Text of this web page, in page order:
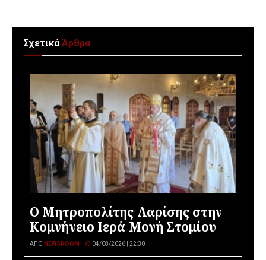
ΣχετικάΆρθρα
Ο Μητροπολίτης Λαρίσης στην
Κομνήνειο Ιερά Μονή Στομίου
ΑΠΌ NEWSROOM 04/08/2026 | 22:30